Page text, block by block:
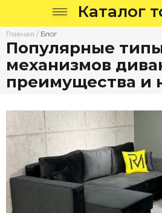
Каталог
Главная / Блог
Популярные
механизмов
преимущества и